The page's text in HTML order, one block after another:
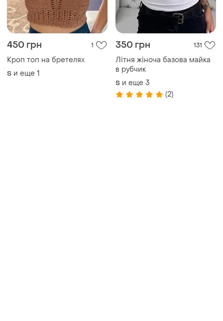
450 грн 1
Кроп топ на бретелях
S и еще 1
350 грн 131
Літня жіноча базова майка
в рубчик
S и еще 3
(2)